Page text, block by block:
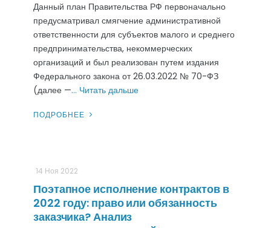
Данный план Правительства РФ первоначально
предусматривал смягчение административной
ответственности для субъектов малого и среднего
предпринимательства, некоммерческих
организаций и был реализован путем издания
Федерального закона от 26.03.2022 № 70-ФЗ
(далее —… Читать дальше
ПОДРОБНЕЕ
14 Ноя 2022
Поэтапное исполнение контрактов в
2022 году: право или обязанность
заказчика? Анализ